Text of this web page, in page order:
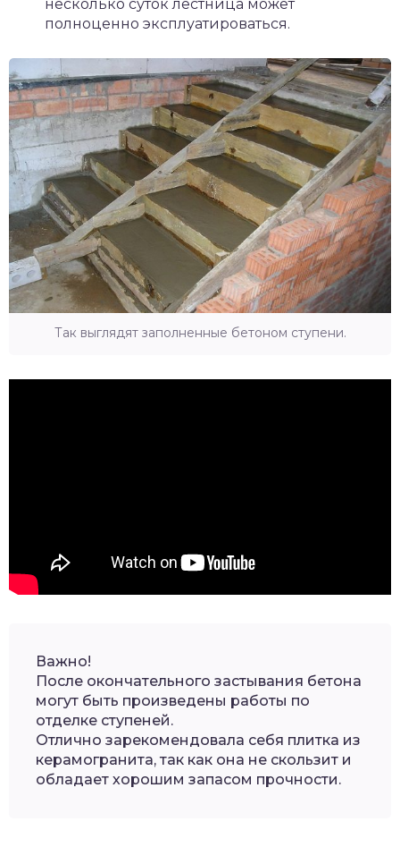
несколько суток лестница может
полноценно эксплуатироваться.
Так выглядят заполненные бетоном ступени.
Важно!
После окончательного застывания бетона
могут быть произведены работы по
отделке ступеней.
Отлично зарекомендовала себя плитка из
керамогранита, так как она не скользит и
обладает хорошим запасом прочности.